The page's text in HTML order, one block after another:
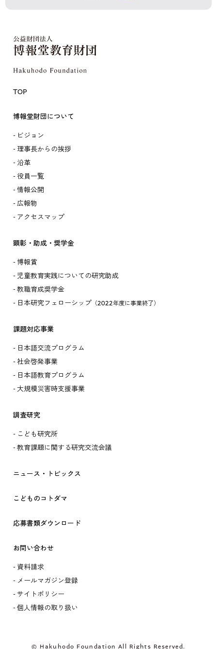
TOP
博報堂財団について
ビジョン
理事長からの挨拶
沿革
役員一覧
情報公開
広報物
アクセスマップ
顕彰・助成・奨学金
博報賞
児童教育実践についての研究助成
教職育成奨学金
日本研究フェローシップ（2022年度に事業終了）
課題対応事業
日本語交流プログラム
社会啓発事業
日本語教育プログラム
大規模災害時支援事業
調査研究
こども研究所
教育課題に関する研究交流会議
ニュース・トピックス
こどものコトダマ
応募書類ダウンロード
お問い合わせ
資料請求
メールマガジン登録
サイトポリシー
個人情報の取り扱い
© Hakuhodo Foundation All Rights Reserved.